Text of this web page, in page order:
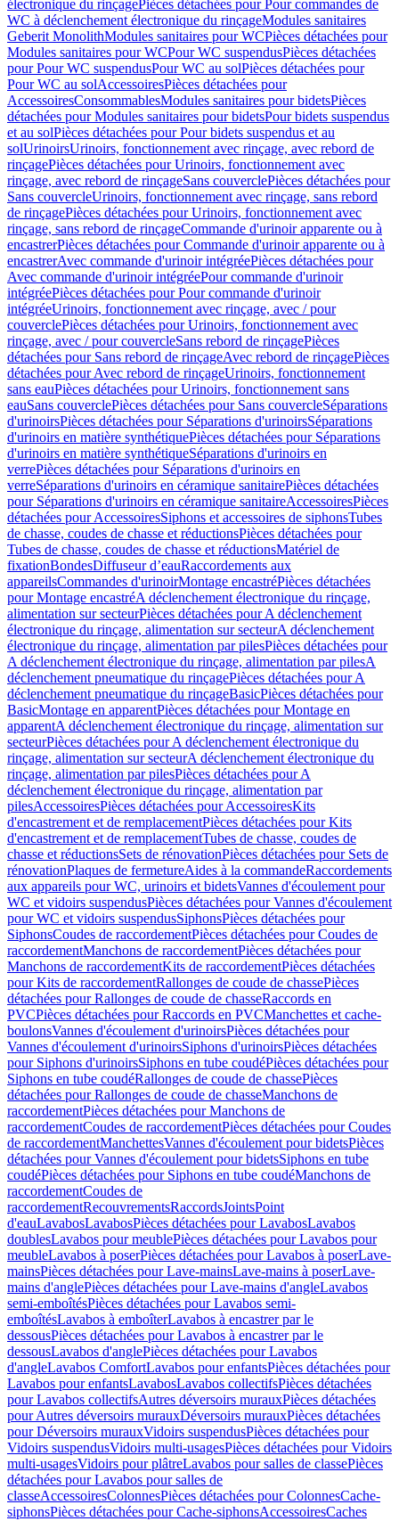
électronique du rinçagePièces détachées pour Pour commandes de
WC à déclenchement électronique du rinçageModules sanitaires
Geberit MonolithModules sanitaires pour WCPièces détachées pour
Modules sanitaires pour WCPour WC suspendusPièces détachées
pour Pour WC suspendusPour WC au solPièces détachées pour
Pour WC au solAccessoiresPièces détachées pour
AccessoiresConsommablesModules sanitaires pour bidetsPièces
détachées pour Modules sanitaires pour bidetsPour bidets suspendus
et au solPièces détachées pour Pour bidets suspendus et au
solUrinoirsUrinoirs, fonctionnement avec rinçage, avec rebord de
rinçagePièces détachées pour Urinoirs, fonctionnement avec
rinçage, avec rebord de rinçageSans couverclePièces détachées pour
Sans couvercleUrinoirs, fonctionnement avec rinçage, sans rebord
de rinçagePièces détachées pour Urinoirs, fonctionnement avec
rinçage, sans rebord de rinçageCommande d'urinoir apparente ou à
encastrerPièces détachées pour Commande d'urinoir apparente ou à
encastrerAvec commande d'urinoir intégréePièces détachées pour
Avec commande d'urinoir intégréePour commande d'urinoir
intégréePièces détachées pour Pour commande d'urinoir
intégréeUrinoirs, fonctionnement avec rinçage, avec / pour
couverclePièces détachées pour Urinoirs, fonctionnement avec
rinçage, avec / pour couvercleSans rebord de rinçagePièces
détachées pour Sans rebord de rinçageAvec rebord de rinçagePièces
détachées pour Avec rebord de rinçageUrinoirs, fonctionnement
sans eauPièces détachées pour Urinoirs, fonctionnement sans
eauSans couverclePièces détachées pour Sans couvercleSéparations
d'urinoirsPièces détachées pour Séparations d'urinoirsSéparations
d'urinoirs en matière synthétiquePièces détachées pour Séparations
d'urinoirs en matière synthétiqueSéparations d'urinoirs en
verrePièces détachées pour Séparations d'urinoirs en
verreSéparations d'urinoirs en céramique sanitairePièces détachées
pour Séparations d'urinoirs en céramique sanitaireAccessoiresPièces
détachées pour AccessoiresSiphons et accessoires de siphonsTubes
de chasse, coudes de chasse et réductionsPièces détachées pour
Tubes de chasse, coudes de chasse et réductionsMatériel de
fixationBondesDiffuseur d’eauRaccordements aux
appareilsCommandes d'urinoirMontage encastréPièces détachées
pour Montage encastréA déclenchement électronique du rinçage,
alimentation sur secteurPièces détachées pour A déclenchement
électronique du rinçage, alimentation sur secteurA déclenchement
électronique du rinçage, alimentation par pilesPièces détachées pour
A déclenchement électronique du rinçage, alimentation par pilesA
déclenchement pneumatique du rinçagePièces détachées pour A
déclenchement pneumatique du rinçageBasicPièces détachées pour
BasicMontage en apparentPièces détachées pour Montage en
apparentA déclenchement électronique du rinçage, alimentation sur
secteurPièces détachées pour A déclenchement électronique du
rinçage, alimentation sur secteurA déclenchement électronique du
rinçage, alimentation par pilesPièces détachées pour A
déclenchement électronique du rinçage, alimentation par
pilesAccessoiresPièces détachées pour AccessoiresKits
d'encastrement et de remplacementPièces détachées pour Kits
d'encastrement et de remplacementTubes de chasse, coudes de
chasse et réductionsSets de rénovationPièces détachées pour Sets de
rénovationPlaques de fermetureAides à la commandeRaccordements
aux appareils pour WC, urinoirs et bidetsVannes d'écoulement pour
WC et vidoirs suspendusPièces détachées pour Vannes d'écoulement
pour WC et vidoirs suspendusSiphonsPièces détachées pour
SiphonsCoudes de raccordementPièces détachées pour Coudes de
raccordementManchons de raccordementPièces détachées pour
Manchons de raccordementKits de raccordementPièces détachées
pour Kits de raccordementRallonges de coude de chassePièces
détachées pour Rallonges de coude de chasseRaccords en
PVCPièces détachées pour Raccords en PVCManchettes et cache-
boulonsVannes d'écoulement d'urinoirsPièces détachées pour
Vannes d'écoulement d'urinoirsSiphons d'urinoirsPièces détachées
pour Siphons d'urinoirsSiphons en tube coudéPièces détachées pour
Siphons en tube coudéRallonges de coude de chassePièces
détachées pour Rallonges de coude de chasseManchons de
raccordementPièces détachées pour Manchons de
raccordementCoudes de raccordementPièces détachées pour Coudes
de raccordementManchettesVannes d'écoulement pour bidetsPièces
détachées pour Vannes d'écoulement pour bidetsSiphons en tube
coudéPièces détachées pour Siphons en tube coudéManchons de
raccordementCoudes de
raccordementRecouvrementsRaccordsJointsPoint
d'eauLavabosLavabosPièces détachées pour LavabosLavabos
doublesLavabos pour meublePièces détachées pour Lavabos pour
meubleLavabos à poserPièces détachées pour Lavabos à poserLave-
mainsPièces détachées pour Lave-mainsLave-mains à poserLave-
mains d'anglePièces détachées pour Lave-mains d'angleLavabos
semi-emboîtésPièces détachées pour Lavabos semi-
emboîtésLavabos à emboîterLavabos à encastrer par le
dessousPièces détachées pour Lavabos à encastrer par le
dessousLavabos d'anglePièces détachées pour Lavabos
d'angleLavabos ComfortLavabos pour enfantsPièces détachées pour
Lavabos pour enfantsLavabosLavabos collectifsPièces détachées
pour Lavabos collectifsAutres déversoirs murauxPièces détachées
pour Autres déversoirs murauxDéversoirs murauxPièces détachées
pour Déversoirs murauxVidoirs suspendusPièces détachées pour
Vidoirs suspendusVidoirs multi-usagesPièces détachées pour Vidoirs
multi-usagesVidoirs pour plâtreLavabos pour salles de classePièces
détachées pour Lavabos pour salles de
classeAccessoiresColonnesPièces détachées pour ColonnesCache-
siphonsPièces détachées pour Cache-siphonsAccessoiresCaches